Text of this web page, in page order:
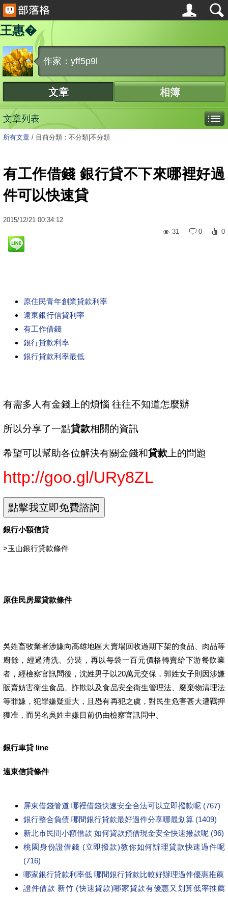
王惠�
作家：yff5p9l
文章 相簿
文章列表
所有文章 / 目前分類：不分類|不分類
有工作借錢 銀行貸不下來哪裡好過
件可以快速貸
2015/12/21 00:34:12
31
0 0
原住民青年創業貸款利率
遠東銀行信貸利率
有工作借錢
銀行貸款利率
銀行貸款利率最低
有需多人有金錢上的煩惱 往往不知道怎麼辦
所以分享了一點貸款相關的資訊
希望可以幫助各位解決有關金錢和貸款 上的問題
http://goo.gl/URy8ZL
銀行小額信貸
>玉山銀行貸款條件
原住民房屋貸款條件
吳姓畜牧業者涉嫌向高雄地區大賣場回收過期下架的食品、肉品等
廚餘，經過清洗、分裝，再以每袋一百元價格轉賣給下游餐飲業
者，經檢察官訊問後，沈姓男子以20萬元交保，郭姓女子則因涉嫌
販賣妨害衛生食品、詐欺以及食品安全衛生管理法、廢棄物清理法
等罪嫌，犯罪嫌疑重大，且恐有再犯之虞，對民生危害甚大遭羈押
獲准，而另名吳姓主嫌目前仍由檢察官訊問中。
銀行車貸 line
遠東信貸條件
屏東借錢管道 哪裡借錢快速安全合法可以立即撥款呢 (767)
銀行整合負債 哪間銀行貸款最好過件分享哪最划算 (1409)
新北市民間小額借款 如何貸款預借現金安全快速撥款呢 (96)
桃園身份證借錢 (立即撥款)教你如何辦理貸款快速過件呢
(716)
哪家銀行貸款利率低 哪間銀行貸款比較好辦理過件優惠推薦
證件借款 新竹 (快速貸款)哪家貸款有優惠又划算低率推薦